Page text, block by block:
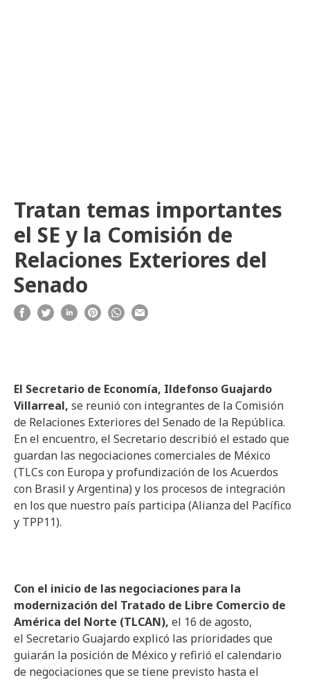
Tratan temas importantes
el SE y la Comisión de
Relaciones Exteriores del
Senado
El Secretario de Economía, Ildefonso Guajardo
Villarreal, se reunió con integrantes de la Comisión
de Relaciones Exteriores del Senado de la República.
En el encuentro, el Secretario describió el estado que
guardan las negociaciones comerciales de México
(TLCs con Europa y profundización de los Acuerdos
con Brasil y Argentina) y los procesos de integración
en los que nuestro país participa (Alianza del Pacífico
y TPP11).
Con el inicio de las negociaciones para la
modernización del Tratado de Libre Comercio de
América del Norte (TLCAN), el 16 de agosto,
el Secretario Guajardo explicó las prioridades que
guiarán la posición de México y refirió el calendario
de negociaciones que se tiene previsto hasta el